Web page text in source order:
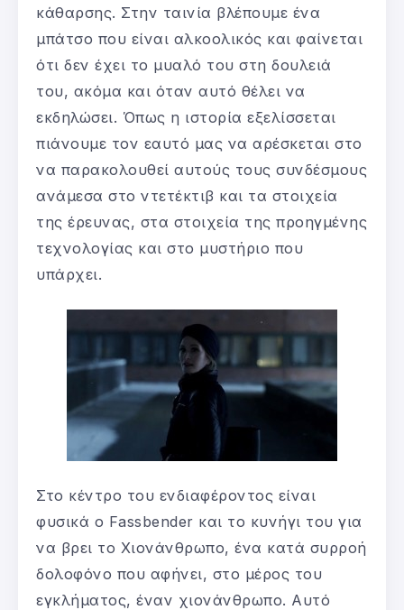
κάθαρσης. Στην ταινία βλέπουμε ένα
μπάτσο που είναι αλκοολικός και φαίνεται
ότι δεν έχει το μυαλό του στη δουλειά
του, ακόμα και όταν αυτό θέλει να
εκδηλώσει. Όπως η ιστορία εξελίσσεται
πιάνουμε τον εαυτό μας να αρέσκεται στο
να παρακολουθεί αυτούς τους συνδέσμους
ανάμεσα στο ντετέκτιβ και τα στοιχεία
της έρευνας, στα στοιχεία της προηγμένης
τεχνολογίας και στο μυστήριο που
υπάρχει.
Στο κέντρο του ενδιαφέροντος είναι
φυσικά ο Fassbender και το κυνήγι του για
να βρει το Χιονάνθρωπο, ένα κατά συρροή
δολοφόνο που αφήνει, στο μέρος του
εγκλήματος, έναν χιονάνθρωπο. Αυτό